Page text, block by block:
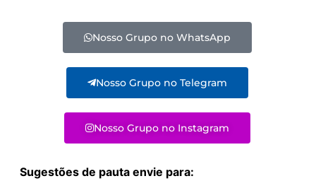
Nosso Grupo no WhatsApp
Nosso Grupo no Telegram
Nosso Grupo no Instagram
Sugestões de pauta envie para: